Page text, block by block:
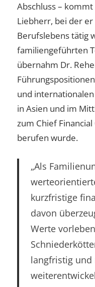
Abschluss –
Liebherr, bei der
Berufslebens tätig
familiengeführten
übernahm Dr.
und
in Asien und im
zum Chief
berufen wurde.
„Als
kurzfristige
davon
Werte
langfristig